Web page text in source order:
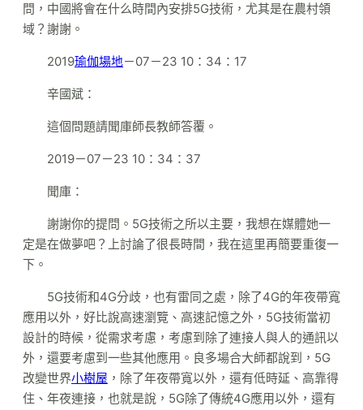
問，中國將會在什么時間內安排5G技術，尤其是在農村領
域？謝謝。
2019瑜伽場地－07－23 10：34：17
辛國斌：
這個問題請聞庫師長教師答覆。
2019－07－23 10：34：37
聞庫：
謝謝你的提問。5G技術之所以主要，我想在媒體她一
定是在做夢吧？上討論了很長時間，我在這里再簡要重復一
下。
5G技術和4G分歧，也有雷同之處，除了4G的年夜帶寬
應用以外，好比說高速瀏覽、高速記憶之外，5G技術當初
設計的時候，從需求考慮，考慮到除了連接人與人的通訊以
外，還要考慮到一些其他應用。良多場合大師都說到，5G
改變世界小樹屋 ，除了年夜帶寬以外，還有低時延、高靠得
住、年夜連接，也就是說，5G除了傳統4G應用以外，還有